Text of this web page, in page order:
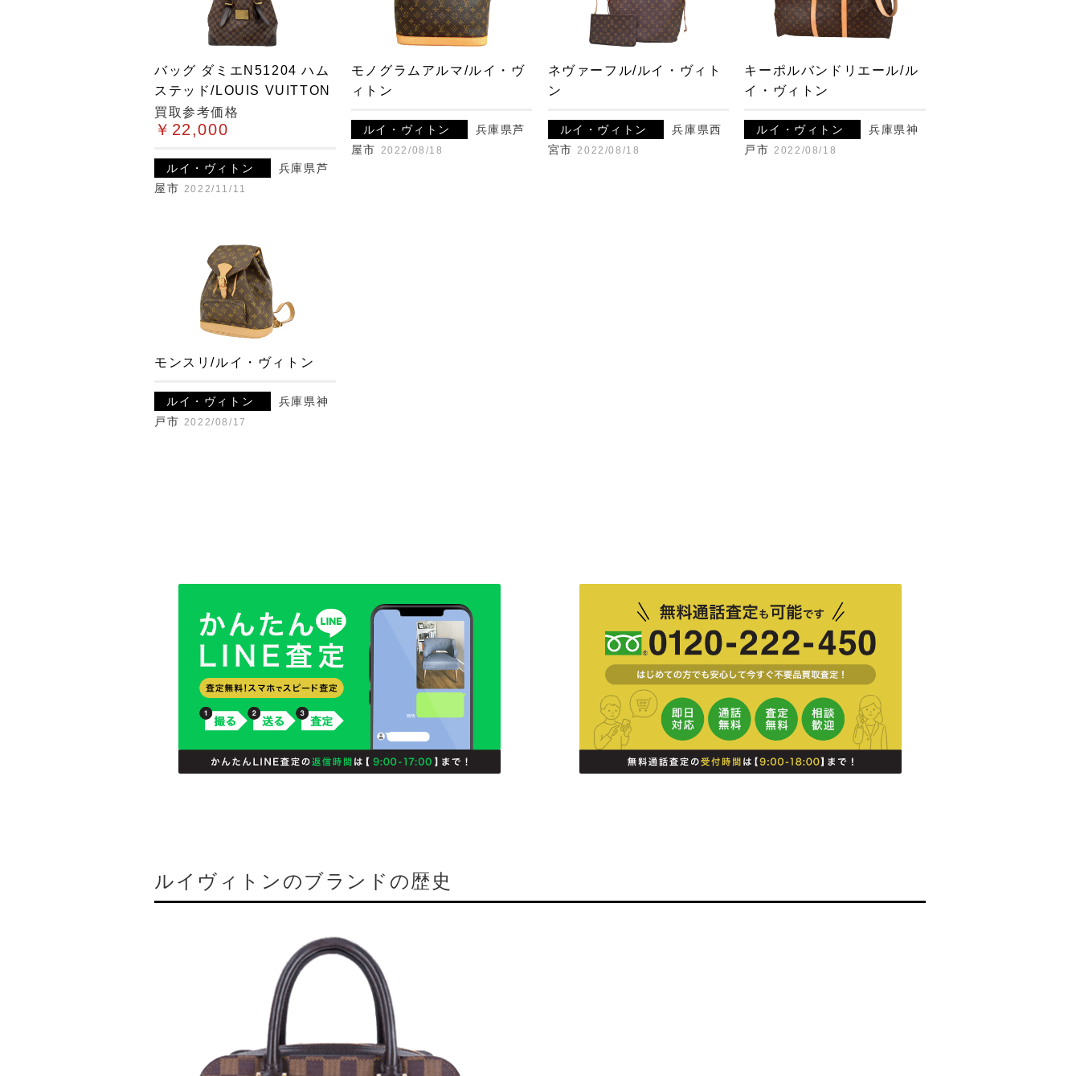
バッグ ダミエN51204 ハム
ステッド/LOUIS VUITTON
買取参考価格
￥22,000
ルイ・ヴィトン
兵庫県芦
屋市 2022/11/11
モノグラムアルマ/ルイ・ヴ
ィトン
ルイ・ヴィトン
兵庫県芦
屋市
2022/08/18
ネヴァーフル/ルイ・ヴィト
ン
ルイ・ヴィトン
兵庫県西
宮市 2022/08/18
キーポルバンドリエール/ル
イ・ヴィトン
ルイ・ヴィトン
兵庫県神
戸市 2022/08/18
モンスリ/ルイ・ヴィトン
ルイ・ヴィトン
兵庫県神
戸市 2022/08/17
ルイヴィトンのブランドの歴史